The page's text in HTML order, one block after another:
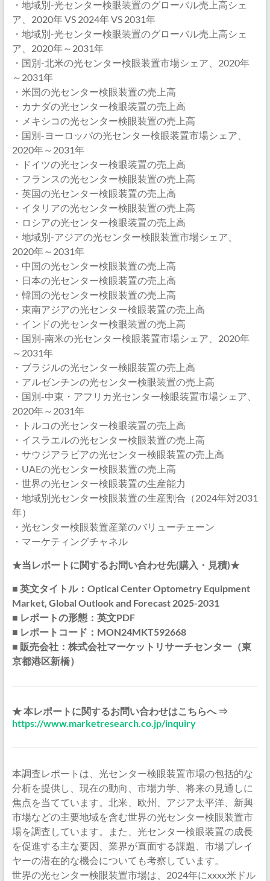
・地域別-光センター検眼装置のグローバル売上高シェ
ア、2020年 VS 2024年 VS 2031年
・地域別-光センター検眼装置のグローバル売上高シェ
ア、2020年～2031年
・国別-北米の光センター検眼装置市場シェア、2020年
～2031年
・米国の光センター検眼装置の売上高
・カナダの光センター検眼装置の売上高
・メキシコの光センター検眼装置の売上高
・国別-ヨーロッパの光センター検眼装置市場シェア、
2020年～2031年
・ドイツの光センター検眼装置の売上高
・フランスの光センター検眼装置の売上高
・英国の光センター検眼装置の売上高
・イタリアの光センター検眼装置の売上高
・ロシアの光センター検眼装置の売上高
・地域別-アジアの光センター検眼装置市場シェア、
2020年～2031年
・中国の光センター検眼装置の売上高
・日本の光センター検眼装置の売上高
・韓国の光センター検眼装置の売上高
・東南アジアの光センター検眼装置の売上高
・インドの光センター検眼装置の売上高
・国別-南米の光センター検眼装置市場シェア、2020年
～2031年
・ブラジルの光センター検眼装置の売上高
・アルゼンチンの光センター検眼装置の売上高
・国別-中東・アフリカ光センター検眼装置市場シェア、
2020年～2031年
・トルコの光センター検眼装置の売上高
・イスラエルの光センター検眼装置の売上高
・サウジアラビアの光センター検眼装置の売上高
・UAEの光センター検眼装置の売上高
・世界の光センター検眼装置の生産能力
・地域別光センター検眼装置の生産割合（2024年対2031
年）
・光センター検眼装置産業のバリューチェーン
・マーケティングチャネル
★当レポートに関するお問い合わせ先(購入・見積)★
■ 英文タイトル：Optical Center Optometry Equipment
Market, Global Outlook and Forecast 2025-2031
■ レポートの形態：英文PDF
■ レポートコード：MON24MKT592668
■ 販売会社：株式会社マーケットリサーチセンター（東
京都港区新橋）
★ 本レポートに関するお問い合わせはこちらへ ⇒
https://www.marketresearch.co.jp/inquiry
本調査レポートは、光センター検眼装置市場の包括的な
分析を提供し、現在の動向、市場力学、将来の見通しに
焦点を当てています。北米、欧州、アジア太平洋、新興
市場などの主要地域を含む世界の光センター検眼装置市
場を調査しています。また、光センター検眼装置の成長
を促進する主な要因、業界が直面する課題、市場プレイ
ヤーの潜在的な機会についても考察しています。
世界の光センター検眼装置市場は、2024年にxxxx米ドル